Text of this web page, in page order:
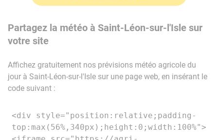
Partagez la météo à Saint-Léon-sur-l'Isle sur
votre site
Affichez gratuitement nos prévisions météo agricole du
jour à Saint-Léon-sur-l'Isle sur une page web, en insérant le
code suivant :